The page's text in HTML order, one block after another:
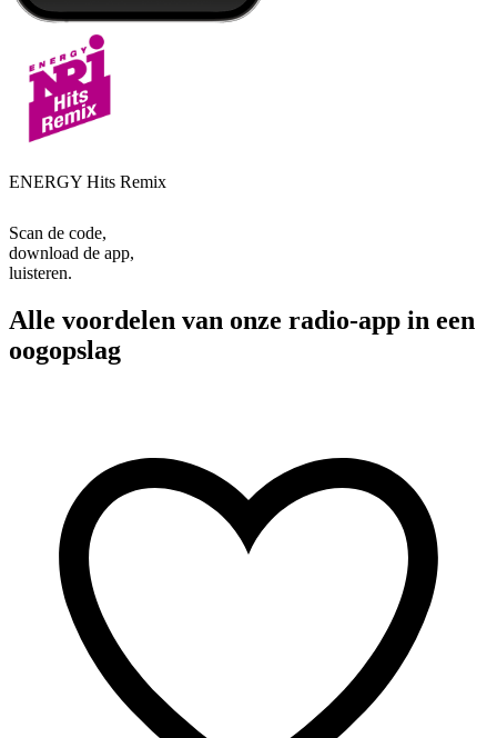
ENERGY Hits Remix
Scan de code,
download de app,
luisteren.
Alle voordelen van onze radio-app in een
oogopslag